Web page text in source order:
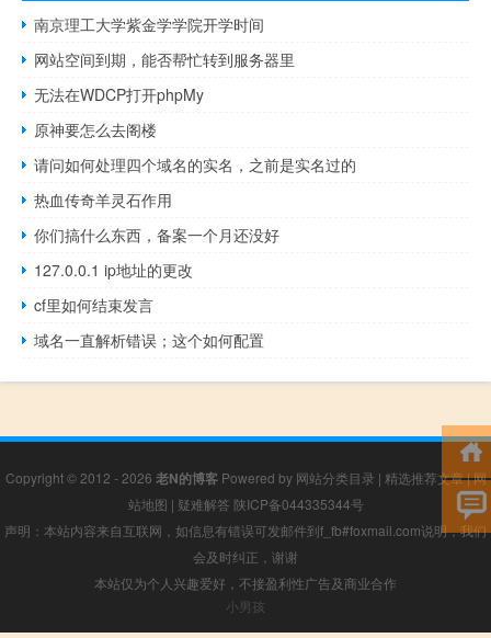
南京理工大学紫金学学院开学时间
网站空间到期，能否帮忙转到服务器里
无法在WDCP打开phpMy
原神要怎么去阁楼
请问如何处理四个域名的实名，之前是实名过的
热血传奇羊灵石作用
你们搞什么东西，备案一个月还没好
127.0.0.1 ip地址的更改
cf里如何结束发言
域名一直解析错误；这个如何配置
Copyright © 2012 - 2026 老N的博客Powered by 网站分类目录 | 精选推荐文章|网
站地图 | 疑难解答 陕ICP备044335344号
声明：本站内容来自互联网，如信息有错误可发邮件到f_fb#foxmail.com说明，我们
会及时纠正，谢谢
本站仅为个人兴趣爱好，不接盈利性广告及商业合作
小男孩